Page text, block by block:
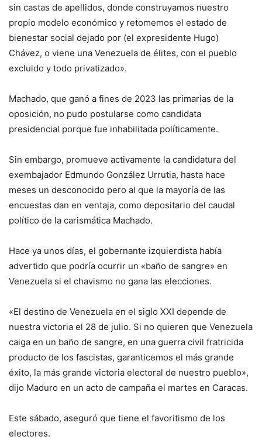
sin castas de apellidos, donde construyamos nuestro
propio modelo económico y retomemos el estado de
bienestar social dejado por (el expresidente Hugo)
Chávez, o viene una Venezuela de élites, con el pueblo
excluido y todo privatizado».
Machado, que ganó a fines de 2023 las primarias de la
oposición, no pudo postularse como candidata
presidencial porque fue inhabilitada políticamente.
Sin embargo, promueve activamente la candidatura del
exembajador Edmundo González Urrutia, hasta hace
meses un desconocido pero al que la mayoría de las
encuestas dan en ventaja, como depositario del caudal
político de la carismática Machado.
Hace ya unos días, el gobernante izquierdista había
advertido que podría ocurrir un «baño de sangre» en
Venezuela si el chavismo no gana las elecciones.
«El destino de Venezuela en el siglo XXI depende de
nuestra victoria el 28 de julio. Si no quieren que Venezuela
caiga en un baño de sangre, en una guerra civil fratricida
producto de los fascistas, garanticemos el más grande
éxito, la más grande victoria electoral de nuestro pueblo»,
dijo Maduro en un acto de campaña el martes en Caracas.
Este sábado, aseguró que tiene el favoritismo de los
electores.